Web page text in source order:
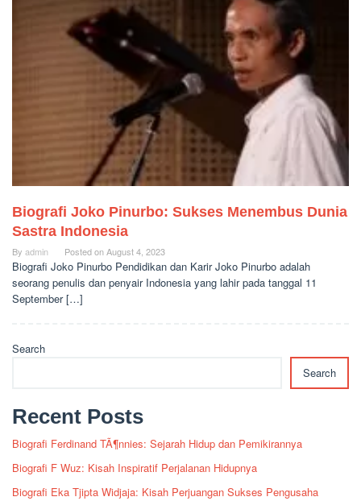
Biografi Joko Pinurbo: Sukses Menembus Dunia
Sastra Indonesia
By admin Posted onAugust 4, 2023
Biografi Joko Pinurbo Pendidikan dan Karir Joko Pinurbo adalah
seorang penulis dan penyair Indonesia yang lahir pada tanggal 11
September […]
Search
Search
Recent Posts
Biografi Ferdinand TÃ¶nnies: Sejarah Hidup dan Pemikirannya
Biografi F Wuz: Kisah Inspiratif Perjalanan Hidupnya
Biografi Eka Tjipta Widjaja: Kisah Perjuangan Sukses Pengusaha